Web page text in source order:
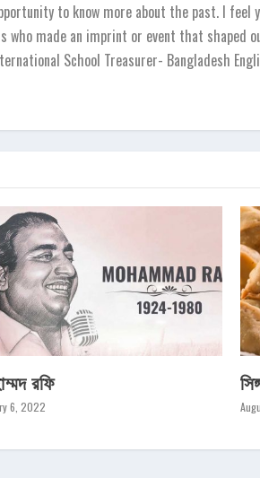
to know more about the past. I
who made an imprint or event that
School Treasurer- Bangladesh
রফি
6, 2022